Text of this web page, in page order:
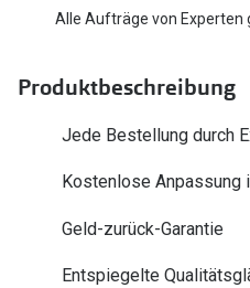
Oakley Meta
Glaspakete
Glasveredelungen
Brillenglas Typen
Transitions Gläser
Alle Aufträge von Experten
Produktbeschreibung
Jede Bestellung durch
Kostenlose Anpassung
Geld-zurück-Garantie
Entspiegelte